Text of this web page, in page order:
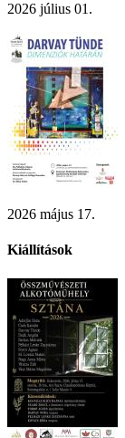
2026 július 01.
2026 május 17.
Kiállítások